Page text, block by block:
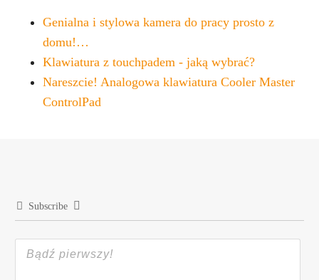
Genialna i stylowa kamera do pracy prosto z
domu!…
Klawiatura z touchpadem - jaką wybrać?
Nareszcie! Analogowa klawiatura Cooler Master
ControlPad
Subscribe